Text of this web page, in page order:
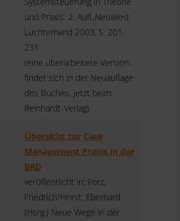
und Praxis. 2. Aufl.,Neuwied:
Luchterhand 2003, S. 201-
231.
(eine überarbeitete Version
findet sich in der Neuauflage
des Buches, jetzt beim
Reinhardt-Verlag)
Übersicht zur Case
Management Praxis in der
BRD
veröffentlicht in: Porz,
Friedrich/Horst, Eberhard
(Hsrg.) Neue Wege in der